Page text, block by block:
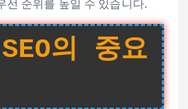
선 순위를 높일 수 있습니다.
의 중요